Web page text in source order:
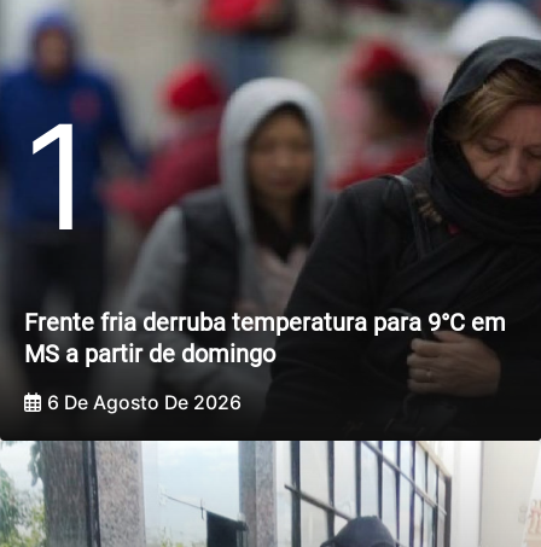
1
Frente fria derruba temperatura para 9°C em
MS a partir de domingo
6 De Agosto De 2026